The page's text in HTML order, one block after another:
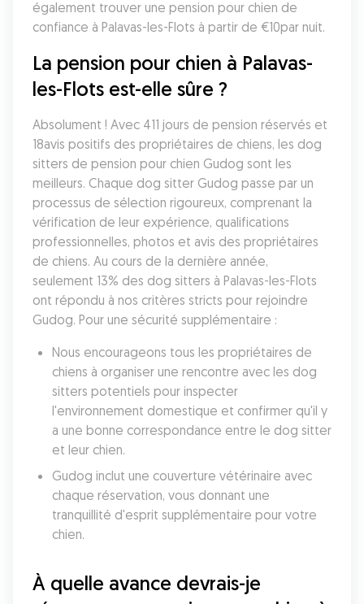
également trouver une pension pour chien de
confiance à Palavas-les-Flots à partir de €10par nuit.
La pension pour chien à Palavas-
les-Flots est-elle sûre ?
Absolument ! Avec 411 jours de pension réservés et
18avis positifs des propriétaires de chiens, les dog
sitters de pension pour chien Gudog sont les
meilleurs. Chaque dog sitter Gudog passe par un
processus de sélection rigoureux, comprenant la
vérification de leur expérience, qualifications
professionnelles, photos et avis des propriétaires
de chiens. Au cours de la dernière année,
seulement 13% des dog sitters à Palavas-les-Flots
ont répondu à nos critères stricts pour rejoindre
Gudog. Pour une sécurité supplémentaire :
Nous encourageons tous les propriétaires de
chiens à organiser une rencontre avec les dog
sitters potentiels pour inspecter
l'environnement domestique et confirmer qu'il y
a une bonne correspondance entre le dog sitter
et leur chien.
Gudog inclut une couverture vétérinaire avec
chaque réservation, vous donnant une
tranquillité d'esprit supplémentaire pour votre
chien.
À quelle avance devrais-je